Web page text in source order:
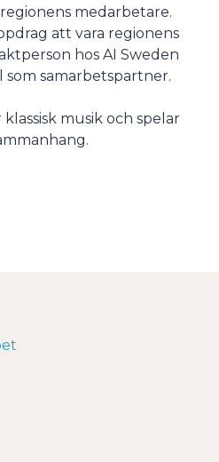
medarbetare.
att vara regionens
hos AI Sweden
som samarbetspartner.
musik och spelar